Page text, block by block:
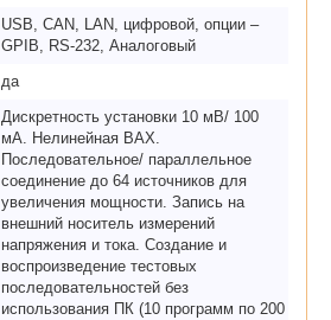
USB, CAN, LAN, цифровой, опции –
GPIB, RS-232, Аналоговый
да
Дискретность установки 10 мВ/ 100
мА. Нелинейная ВАХ.
Последовательное/ параллельное
соединение до 64 источников для
увеличения мощности. Запись на
внешний носитель измерений
напряжения и тока. Создание и
воспроизведение тестовых
последовательностей без
использования ПК (10 программ по 200